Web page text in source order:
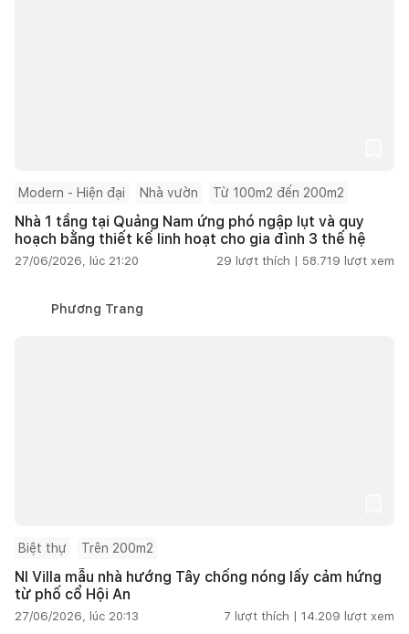
Modern - Hiện đại Nhà vườn Từ 100m2 đến 200m2
Nhà 1 tầng tại Quảng Nam ứng phó ngập lụt và quy
hoạch bằng thiết kế linh hoạt cho gia đình 3 thế hệ
27/06/2026, lúc 21:20 29 lượt thích | 58.719 lượt xem
Phương Trang
Biệt thự Trên 200m2
NI Villa mẫu nhà hướng Tây chống nóng lấy cảm hứng
từ phố cổ Hội An
27/06/2026, lúc 20:13 7 lượt thích | 14.209 lượt xem